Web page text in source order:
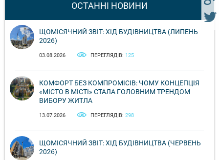
ОСТАННІ НОВИНИ
ЩОМІСЯЧНИЙ ЗВІТ: ХІД БУДІВНИЦТВА (ЛИПЕНЬ
2026)
03.08.2026 ПЕРЕГЛЯДІВ: 125
КОМФОРТ БЕЗ КОМПРОМІСІВ: ЧОМУ КОНЦЕПЦІЯ
«МІСТО В МІСТІ» СТАЛА ГОЛОВНИМ ТРЕНДОМ
ВИБОРУ ЖИТЛА
13.07.2026 ПЕРЕГЛЯДІВ: 298
ЩОМІСЯЧНИЙ ЗВІТ: ХІД БУДІВНИЦТВА (ЧЕРВЕНЬ
2026)